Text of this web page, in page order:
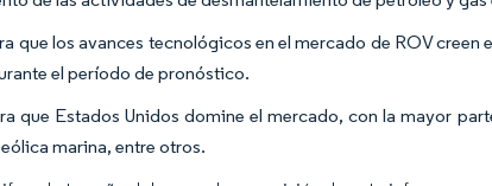
que los avances tecnológicos en el mercado de ROV
el período de pronóstico.
que Estados Unidos domine el mercado, con la mayor
marina, entre otros.